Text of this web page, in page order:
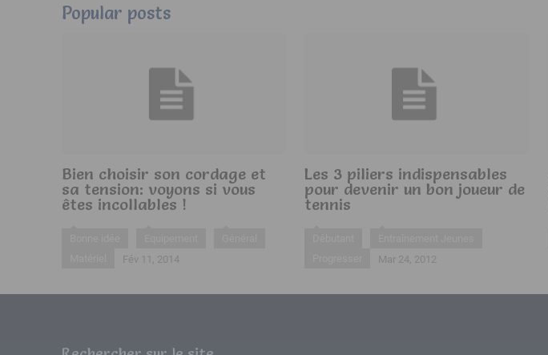
Popular posts
Bien choisir son cordage et
sa tension: voyons si vous
êtes incollables !
Fév 11, 2014
Les 3 piliers indispensables
pour devenir un bon joueur de
tennis
Mar 24, 2012